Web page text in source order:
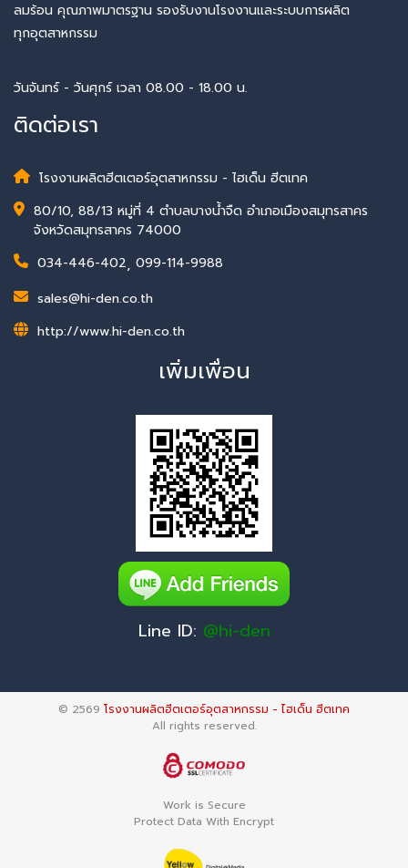
ลมร้อน คุณภาพมาตรฐาน รองรับงานโรงงานและระบบการผลิต
ทุกอุตสาหกรรม
วันจันทร์ - วันศุกร์ เวลา 08.00 - 18.00 น.
ติดต่อเรา
โรงงานผลิตฮีตเตอร์อุตสาหกรรม - ไฮเด็น ฮีตเทค
80/10, 88/13 หมู่ที่ 4 ตำบลบางน้ำจืด อำเภอเมืองสมุทรสาคร
จังหวัดสมุทรสาคร 74000
034-446-402, 099-114-9988
sales@hi-den.co.th
http://www.hi-den.co.th
เพิ่มเพื่อน
Line ID: @hi-den
© 2569 โรงงานผลิตฮีตเตอร์อุตสาหกรรม - ไฮเด็น ฮีตเทค
All rights reserved.
Work is Secure
Protect Data With Encrypt